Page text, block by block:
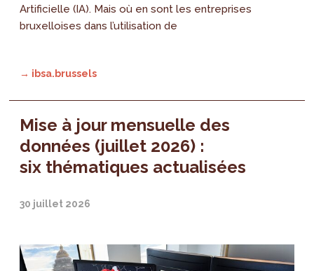
Artificielle (IA). Mais où en sont les entreprises
bruxelloises dans l’utilisation de
→ ibsa.brussels
Mise à jour mensuelle des
données (juillet 2026) :
six thématiques actualisées
30 juillet 2026